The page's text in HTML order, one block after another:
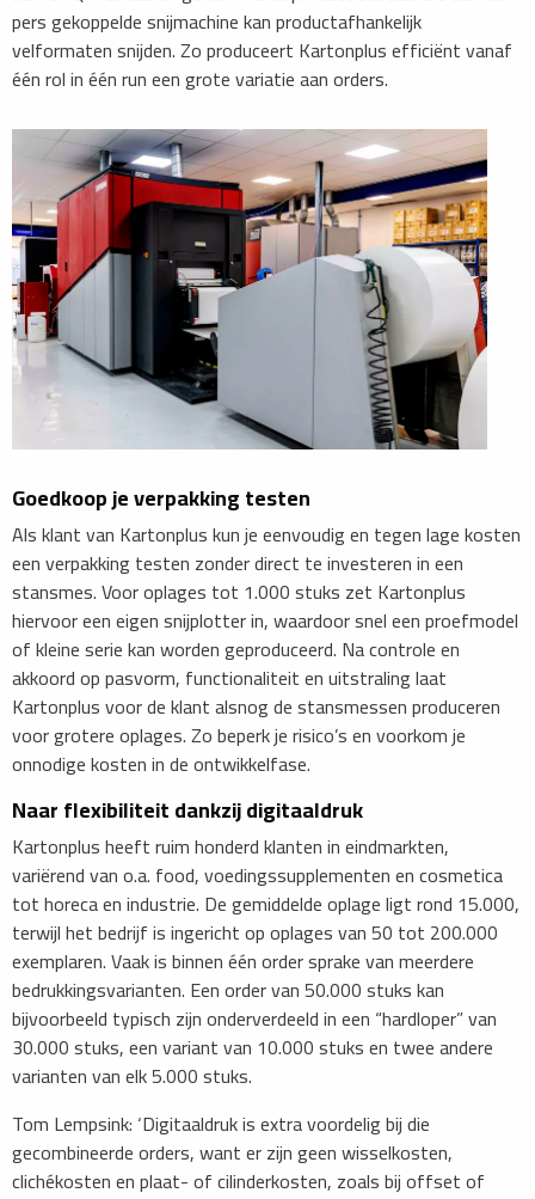
pers gekoppelde snijmachine kan productafhankelijk
velformaten snijden. Zo produceert Kartonplus efficiënt vanaf
één rol in één run een grote variatie aan orders.
Goedkoop je verpakking testen
Als klant van Kartonplus kun je eenvoudig en tegen lage kosten
een verpakking testen zonder direct te investeren in een
stansmes. Voor oplages tot 1.000 stuks zet Kartonplus
hiervoor een eigen snijplotter in, waardoor snel een proefmodel
of kleine serie kan worden geproduceerd. Na controle en
akkoord op pasvorm, functionaliteit en uitstraling laat
Kartonplus voor de klant alsnog de stansmessen produceren
voor grotere oplages. Zo beperk je risico’s en voorkom je
onnodige kosten in de ontwikkelfase.
​Naar flexibiliteit dankzij digitaaldruk
Kartonplus heeft ruim honderd klanten in eindmarkten,
variërend van o.a. food,­ voedingssupplementen en cosmetica
tot horeca en industrie. De gemiddelde oplage ligt rond 15.000,
terwijl het bedrijf is ingericht op oplages van 50 tot 200.000
exemplaren. Vaak is binnen één order sprake van meerdere
bedrukkingsvarianten. Een order van 50.000 stuks kan
bijvoorbeeld typisch zijn onderverdeeld in een “hardloper” van
30.000 stuks, een variant van 10.000 stuks en twee andere
varianten van elk 5.000 stuks.
Tom Lempsink: ‘Digitaaldruk is extra voordelig bij die
gecombineerde orders, want er zijn geen wisselkosten,
clichékosten en plaat- of cilinderkosten, zoals bij offset of